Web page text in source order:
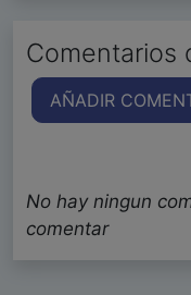
Comentarios
AÑADIR
No hay ningun
comentar